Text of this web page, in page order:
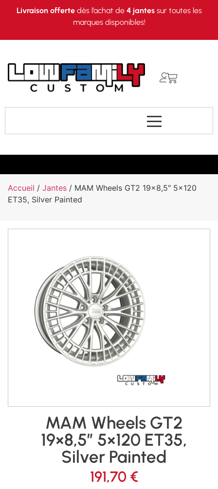
Livraison offertedès l’achat de 4 jantessur toutes les
marques disponibles!
Accueil / Jantes / MAM Wheels GT2 19×8,5″ 5×120
ET35, Silver Painted
MAM Wheels GT2
19×8,5″ 5×120 ET35,
Silver Painted
191,70 €